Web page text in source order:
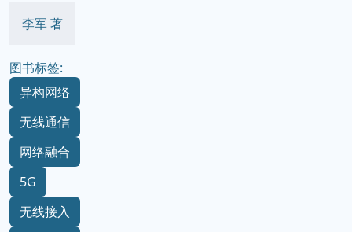
李军 著
图书标签:
异构网络
无线通信
网络融合
5G
无线接入